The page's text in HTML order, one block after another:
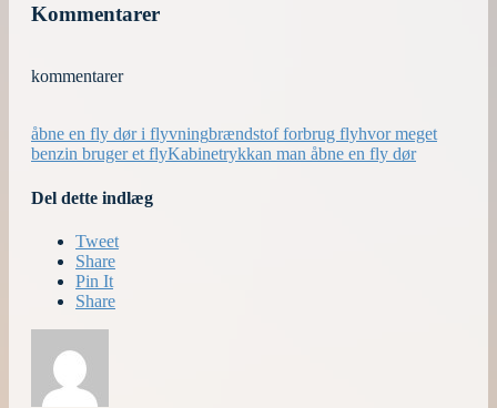
Kommentarer
kommentarer
åbne en fly dør i flyvningbrændstof forbrug flyhvor meget
benzin bruger et flyKabinetrykkan man åbne en fly dør
Del dette indlæg
Tweet
Share
Pin It
Share